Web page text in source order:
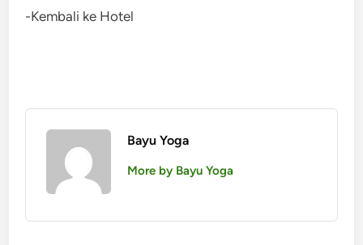
-Kembali ke Hotel
Bayu Yoga
More by Bayu Yoga